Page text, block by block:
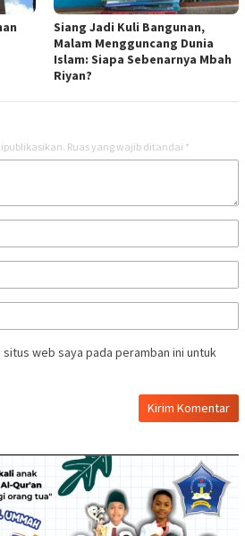
Siang Jadi Kuli Bangunan,
Malam Mengguncang Dunia
Islam: Siapa Sebenarnya Mbah
Riyan?
Ruas yang wajib ditandai *
situs web saya pada peramban ini untuk